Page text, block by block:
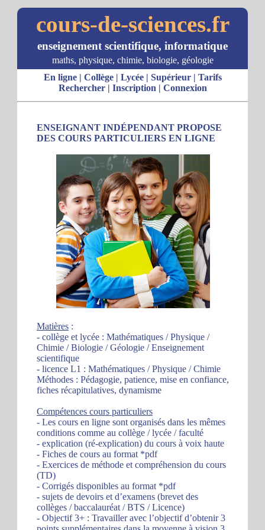
cours-de-sciences.fr
enseignement scientifique, informatique
maths, physique, chimie, biologie, géologie
En ligne| Collège| Lycée| Supérieur| Tarifs
Rechercher| Inscription | Connexion
ENSEIGNANT INDÉPENDANT PROPOSE
DES COURS PARTICULIERS EN LIGNE
Matières :
- collège et lycée : Mathématiques / Physique /
Chimie / Biologie / Géologie / Enseignement
scientifique
- licence L1 : Mathématiques / Physique / Chimie
Méthodes : Pédagogie, patience, mise en confiance,
fiches récapitulatives, dynamisme
Compétences cours particuliers
- Les cours en ligne sont organisés dans les mêmes
conditions comme au collège / lycée / faculté
- explication (ré-explication) du cours à voix haute
- Fiches de cours au format *pdf
- Exercices de méthode et compréhension du cours
(TD)
- Corrigés disponibles au format *pdf
- sujets de devoirs et d’examens (brevet des
collèges / baccalauréat / BTS / Licence)
- Objectif 3+ : Travailler avec l’objectif d’obtenir 3